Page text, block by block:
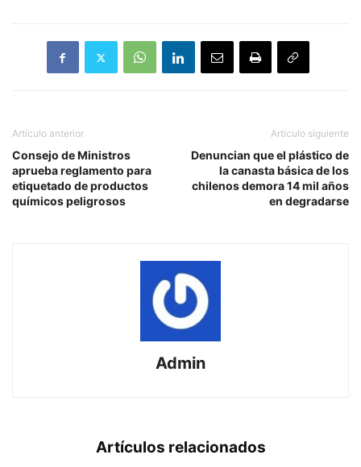
Artículo anterior
Consejo de Ministros
aprueba reglamento para
etiquetado de productos
químicos peligrosos
Artículo siguiente
Denuncian que el plástico de
la canasta básica de los
chilenos demora 14 mil años
en degradarse
Admin
Artículos relacionados